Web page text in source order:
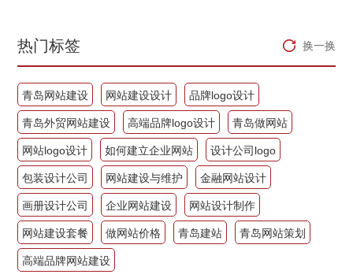
热门标签 换一换
青岛网站建设 网站建设设计 品牌logo设计
青岛外贸网站建设 高端品牌logo设计 青岛做网站
网站logo设计 如何建立企业网站 设计公司logo
包装设计公司 网站建设与维护 金融网站设计
画册设计公司 企业网站建设 网站设计制作
网站建设套餐 做网站价格 青岛建站 青岛网站策划
高端品牌网站建设